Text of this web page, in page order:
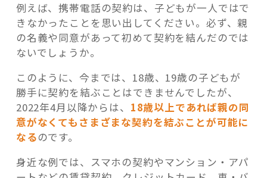
例えば、携帯電話の契約は、子どもが一人ではで
きなかったことを思い出してください。必ず、親
の名義や同意があって初めて契約を結んだのでは
ないでしょうか。
このように、今までは、18歳、19歳の子どもが
勝手に契約を結ぶことはできませんでしたが、
2022年4月以降からは、 18歳以上であれば親の同
意がなくてもさまざまな契約を結ぶことが可能に
なるのです。
身近な例では、スマホの契約やマンション・アパ